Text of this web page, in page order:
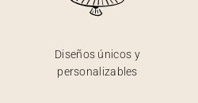
Diseños únicos y
personalizables